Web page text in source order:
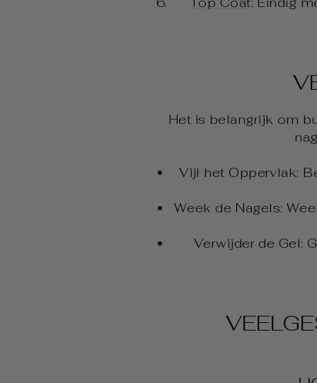
Het is belangrijk om
Vijl het Oppervlak:
Week de Nagels:
Verwijder de Gel: